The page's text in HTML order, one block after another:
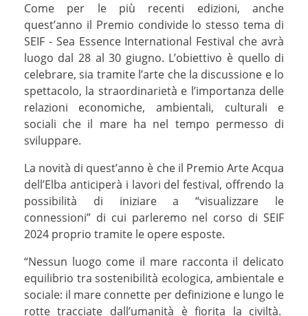
Come per le più recenti edizioni, anche
quest’anno il Premio condivide lo stesso tema di
SEIF - Sea Essence International Festival che avrà
luogo dal 28 al 30 giugno. L’obiettivo è quello di
celebrare, sia tramite l’arte che la discussione e lo
spettacolo, la straordinarietà e l’importanza delle
relazioni economiche, ambientali, culturali e
sociali che il mare ha nel tempo permesso di
sviluppare.
La novità di quest’anno è che il Premio Arte Acqua
dell’Elba anticiperà i lavori del festival, offrendo la
possibilità di iniziare a “visualizzare le
connessioni” di cui parleremo nel corso di SEIF
2024 proprio tramite le opere esposte.
“Nessun luogo come il mare racconta il delicato
equilibrio tra sostenibilità ecologica, ambientale e
sociale: il mare connette per definizione e lungo le
rotte tracciate dall’umanità è fiorita la civiltà.